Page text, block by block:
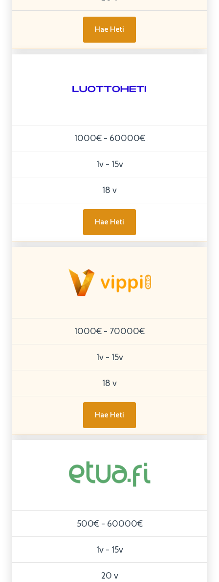
Hae Heti
1000€ - 60000€
1v - 15v
18 v
Hae Heti
1000€ - 70000€
1v - 15v
18 v
Hae Heti
500€ - 60000€
1v - 15v
20 v